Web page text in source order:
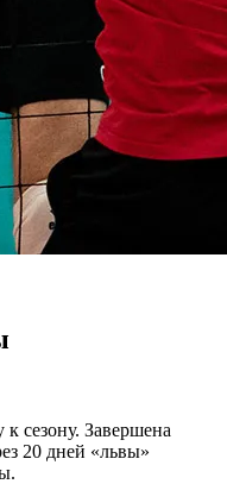
к сезону. Завершена
20 дней «львы»